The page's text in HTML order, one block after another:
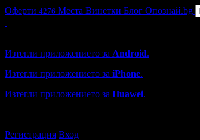
Оферти 4276 Места Винетки Блог Опознай.bg
Изтегли приложението за Android.
Изтегли приложението за iPhone.
Изтегли приложението за Huawei.
Регистрация Вход